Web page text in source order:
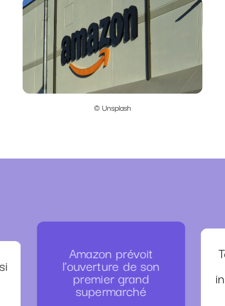
© Unsplash
Amazon prévoit
l'ouverture de son
premier grand
supermarché